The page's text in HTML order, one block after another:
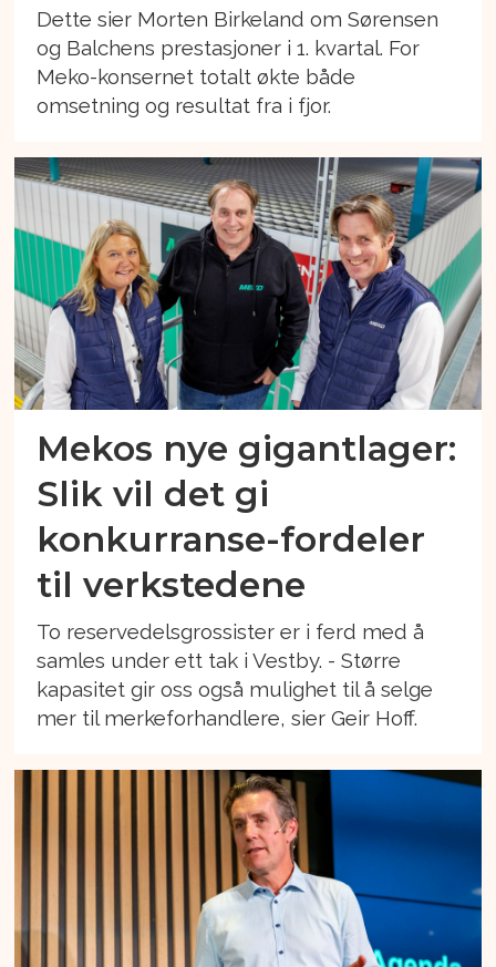
Dette sier Morten Birkeland om Sørensen
og Balchens prestasjoner i 1. kvartal. For
Meko-konsernet totalt økte både
omsetning og resultat fra i fjor.
Mekos nye gigantlager:
Slik vil det gi
konkurranse-fordeler
til verkstedene
To reservedelsgrossister er i ferd med å
samles under ett tak i Vestby. - Større
kapasitet gir oss også mulighet til å selge
mer til merkeforhandlere, sier Geir Hoff.